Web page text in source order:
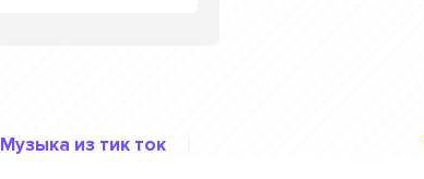
Музыка из тик ток